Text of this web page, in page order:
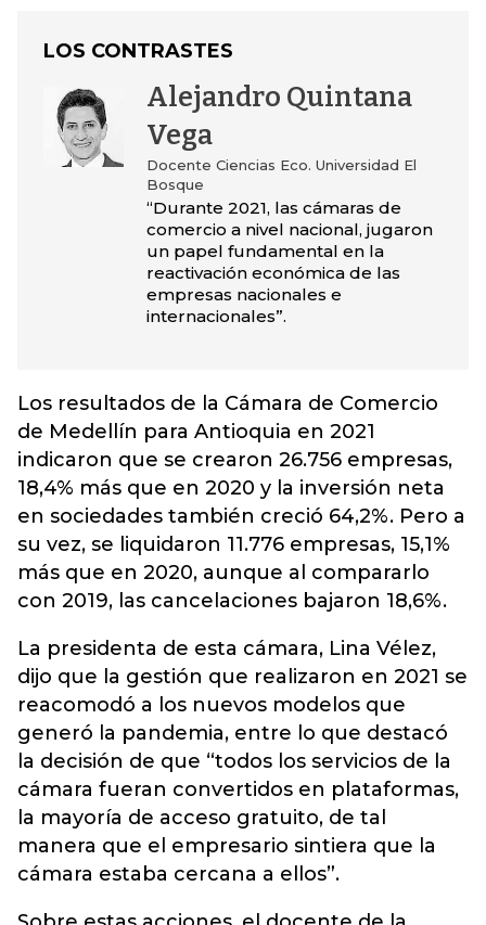
LOS CONTRASTES
Alejandro Quintana
Vega
Docente Ciencias Eco. Universidad El
Bosque
“Durante 2021, las cámaras de
comercio a nivel nacional, jugaron
un papel fundamental en la
reactivación económica de las
empresas nacionales e
internacionales”.
Los resultados de la Cámara de Comercio
de Medellín para Antioquia en 2021
indicaron que se crearon 26.756 empresas,
18,4% más que en 2020 y la inversión neta
en sociedades también creció 64,2%. Pero a
su vez, se liquidaron 11.776 empresas, 15,1%
más que en 2020, aunque al compararlo
con 2019, las cancelaciones bajaron 18,6%.
La presidenta de esta cámara, Lina Vélez,
dijo que la gestión que realizaron en 2021 se
reacomodó a los nuevos modelos que
generó la pandemia, entre lo que destacó
la decisión de que “todos los servicios de la
cámara fueran convertidos en plataformas,
la mayoría de acceso gratuito, de tal
manera que el empresario sintiera que la
cámara estaba cercana a ellos”.